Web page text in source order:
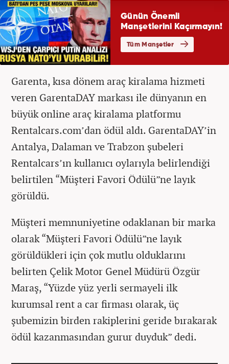
Garenta, kısa dönem araç kiralama hizmeti
veren GarentaDAY markası ile dünyanın en
büyük online araç kiralama platformu
Rentalcars.com’dan ödül aldı. GarentaDAY’in
Antalya, Dalaman ve Trabzon şubeleri
Rentalcars’ın kullanıcı oylarıyla belirlendiği
belirtilen “Müşteri Favori Ödülü”ne layık
görüldü.
Müşteri memnuniyetine odaklanan bir marka
olarak “Müşteri Favori Ödülü”ne layık
görüldükleri için çok mutlu olduklarını
belirten Çelik Motor Genel Müdürü Özgür
Maraş, “Yüzde yüz yerli sermayeli ilk
kurumsal rent a car firması olarak, üç
şubemizin birden rakiplerini geride bırakarak
ödül kazanmasından gurur duyduk” dedi.